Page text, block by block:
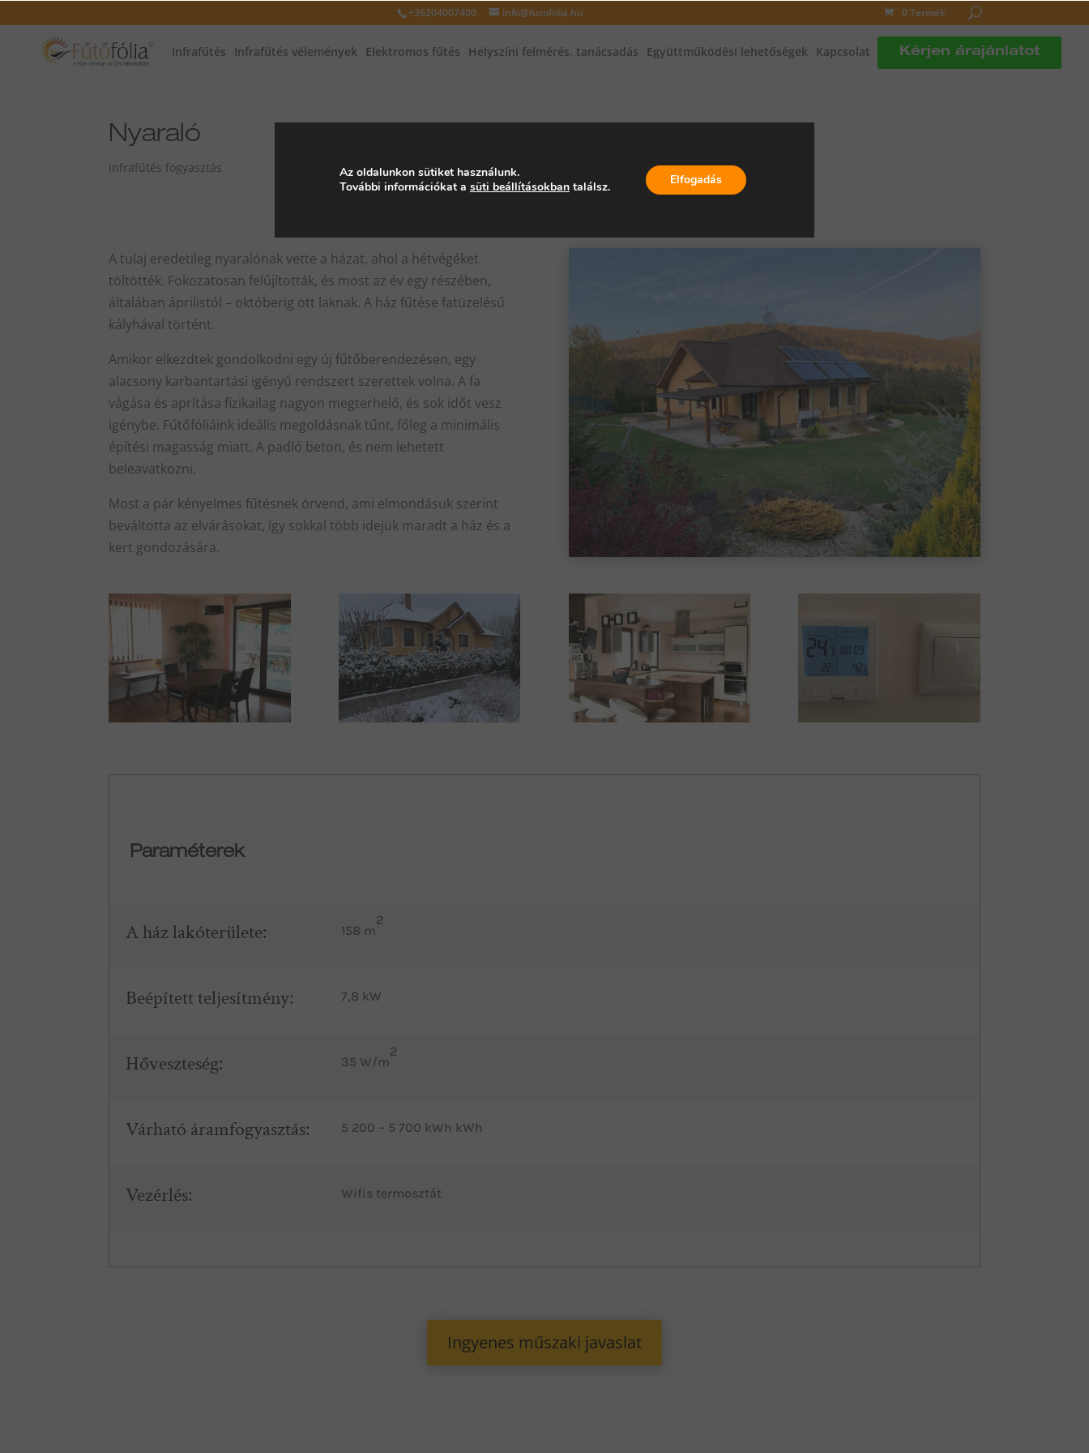
+36204007400 info@futofolia.hu 0 Termék
Infrafűtés Infrafűtés vélemények Elektromos fűtés Helyszíni felmérés, tanácsadás Együttműködési lehetőségek Kapcsolat Kérjen árajánlatot
Nyaraló
infrafűtés fogyasztás
A tulaj eredetileg nyaralónak vette a házat, ahol a hétvégéket
töltötték. Fokozatosan felújították, és most az év egy részében,
általában áprilistól – októberig ott laknak. A ház fűtése fatüzelésű
kályhával történt.
Amikor elkezdtek gondolkodni egy új fűtőberendezésen, egy
alacsony karbantartási igényű rendszert szerettek volna. A fa
vágása és aprítása fizikailag nagyon megterhelő, és sok időt vesz
igénybe. Fűtőfóliáink ideális megoldásnak tűnt, főleg a minimális
építési magasság miatt. A padló beton, és nem lehetett
beleavatkozni.
Most a pár kényelmes fűtésnek örvend, ami elmondásuk szerint
beváltotta az elvárásokat, így sokkal több idejük maradt a ház és a
kert gondozására.
Paraméterek
A ház lakóterülete: 158 m
2
Beépített teljesítmény: 7,8 kW
Hőveszteség: 35 W/m
2
Várható áramfogyasztás: 5 200 – 5 700 kWh kWh
Vezérlés: Wifis termosztát
Ingyenes műszaki javaslat
Az oldalunkon sütiket használunk.
További információkat a süti beállításokbantalálsz. Elfogadás